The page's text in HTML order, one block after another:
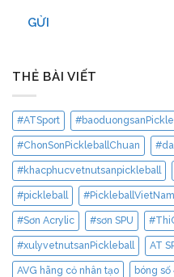
GỬI
THẺ BÀI VIẾT
#ATSport
#ChonSonPickleballChuan
#khacphucvetnutsanpickleball
#pickleball #PickleballVietNam
#Sơn Acrylic #sơn SPU
#xulyvetnutsanPickleball AT
AVG hãng cỏ nhân tạo bóng số